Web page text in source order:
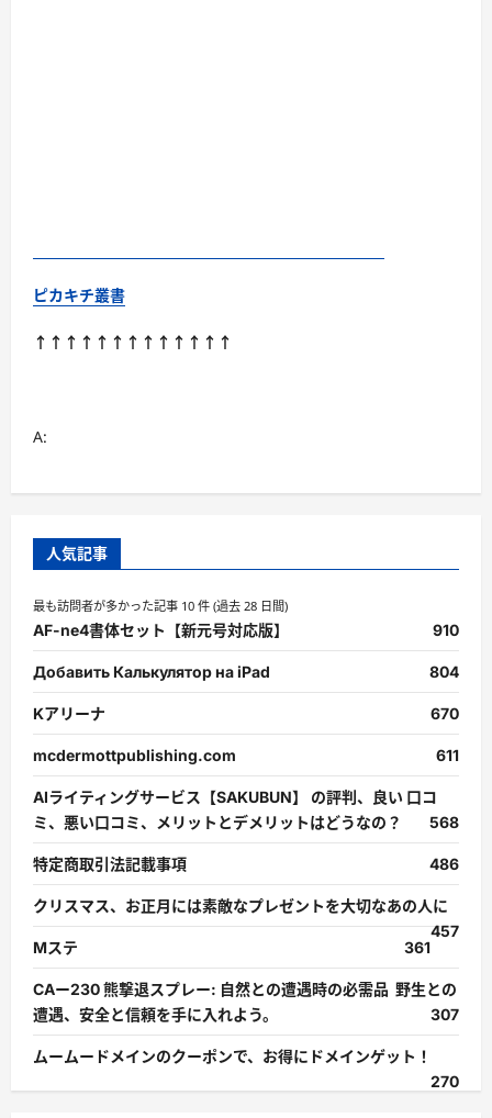
ピカキチ叢書
↑↑↑↑↑↑↑↑↑↑↑↑↑
A:
人気記事
最も訪問者が多かった記事 10 件 (過去 28 日間)
AF-ne4書体セット【新元号対応版】 910
Добавить Калькулятор на iPad 804
Kアリーナ 670
mcdermottpublishing.com 611
AIライティングサービス【SAKUBUN】 の評判、良い 口コ
ミ、悪い口コミ、メリットとデメリットはどうなの？
568
特定商取引法記載事項 486
クリスマス、お正月には素敵なプレゼントを大切なあの人に
457
Mステ
361
CAー230 熊撃退スプレー: 自然との遭遇時の必需品 野生との
遭遇、安全と信頼を手に入れよう。
307
ムームードメインのクーポンで、お得にドメインゲット！
270